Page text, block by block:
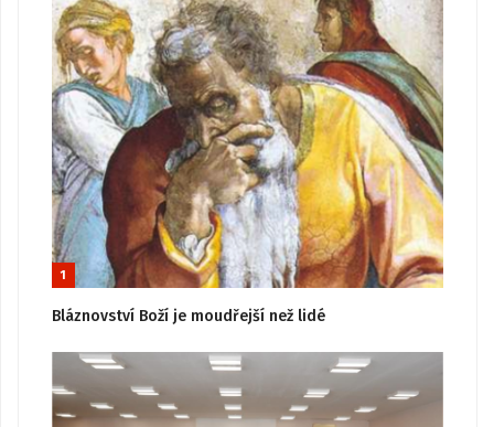
1
Bláznovství Boží je moudřejší než lidé